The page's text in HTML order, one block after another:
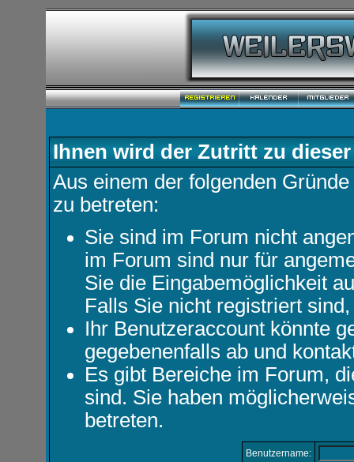
Ihnen wird der Zutritt zu
Aus einem der folgenden
zu betreten:
Sie sind im Forum nicht
im Forum sind nur für
Sie die Eingabemöglichkeit
Falls Sie nicht registriert
Ihr Benutzeraccount könnte
gegebenenfalls ab und
Es gibt Bereiche im Forum,
sind. Sie haben
betreten.
Benutzername: